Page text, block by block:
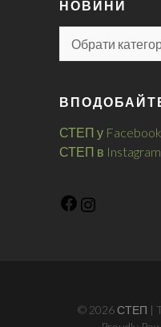
НОВИНИ
СТЕП у Facebook
СТЕП в Instagram
© 2026СТЕП |